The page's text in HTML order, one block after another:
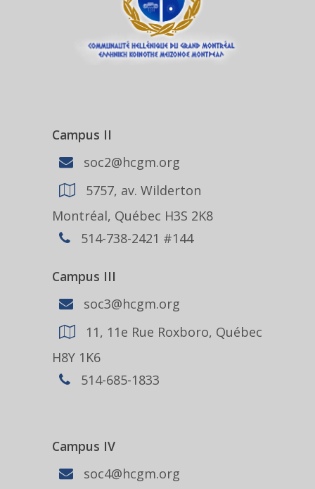
Campus II
soc2@hcgm.org
5757, av. Wilderton
Montréal, Québec H3S 2K8
514-738-2421 #144
Campus III
soc3@hcgm.org
11, 11e Rue Roxboro, Québec
H8Y 1K6
514-685-1833
Campus IV
soc4@hcgm.org